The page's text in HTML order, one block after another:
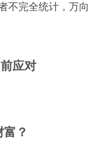
不完全统计，万向
应对
？